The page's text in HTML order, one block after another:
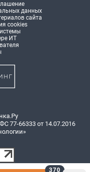
370
данных
сайта
cookies
ИТ
77-66333 от 14.07.2016